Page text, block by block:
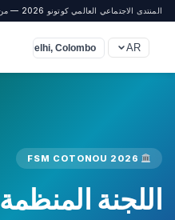
المنتدى الاجتماعي العالمي كوتونو 2026 — من 04 إلى 08 أغسطس
(Delhi, Colombo) AR
اللجنة المنظمة